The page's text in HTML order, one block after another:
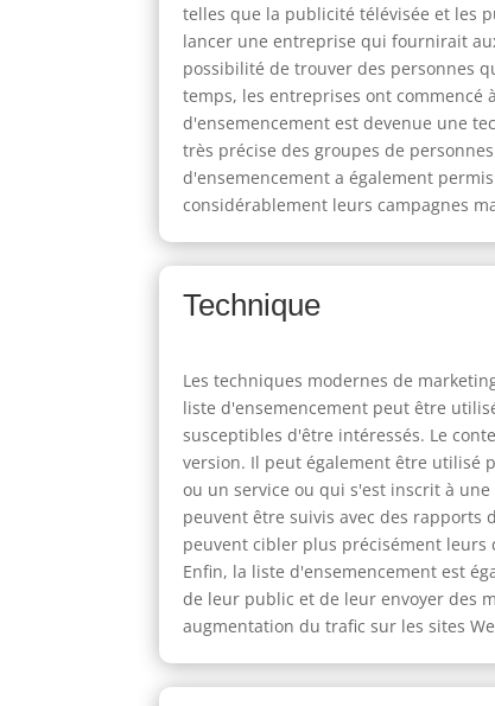
telles que la publicité télévisée et les
lancer une entreprise qui fournirait
possibilité de trouver des personnes
temps, les entreprises ont commencé
d'ensemencement est devenue une
très précise des groupes de
d'ensemencement a également
considérablement leurs campagnes
Technique
Les techniques modernes de
liste d'ensemencement peut être
susceptibles d'être intéressés. Le
version. Il peut également être utilisé
ou un service ou qui s'est inscrit à
peuvent être suivis avec des rapports
peuvent cibler plus précisément
Enfin, la liste d'ensemencement est
de leur public et de leur envoyer des
augmentation du trafic sur les sites